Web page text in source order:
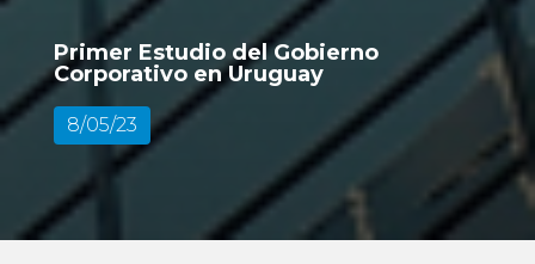
Primer Estudio del Gobierno
Corporativo en Uruguay
8/05/23